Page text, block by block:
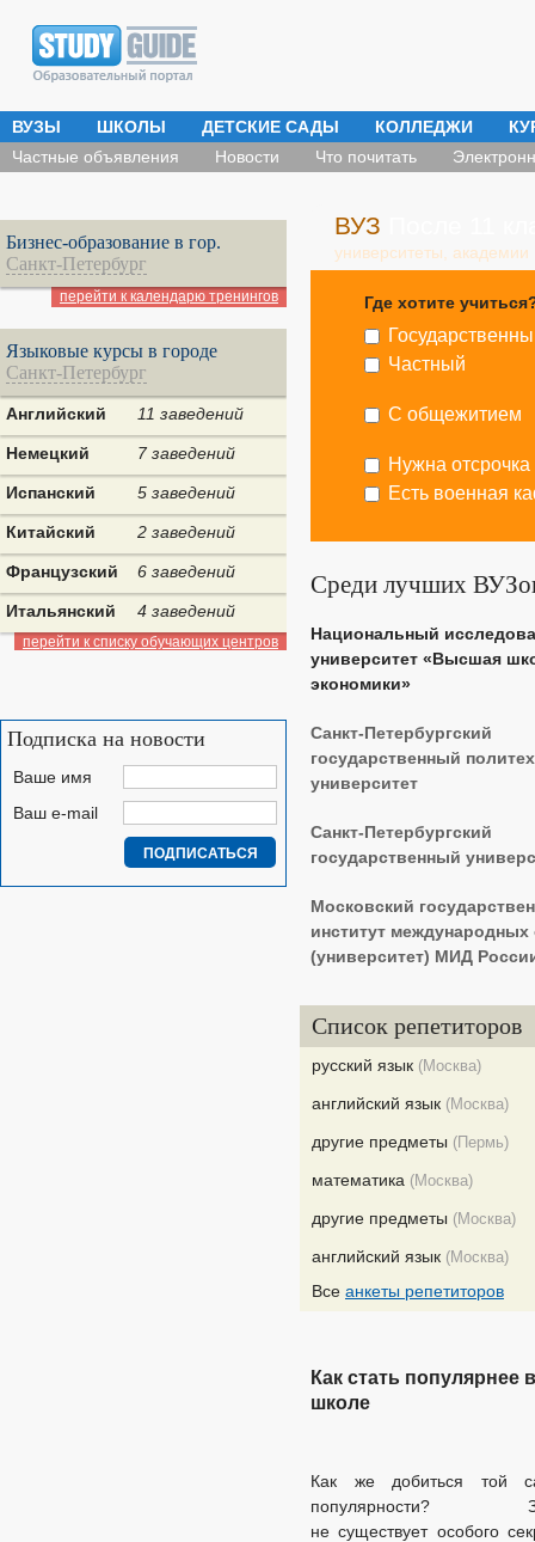
ВУЗЫ ШКОЛЫ ДЕТСКИЕ САДЫ КОЛЛЕДЖИ
Частные объявления
Новости Что почитать
ВУЗ
университеты, академии
Где хотите
Частный
С общежитием
Нужна
Есть военная
Среди лучших
Национальный
университет «Высшая
экономики»
Санкт-Петербургский
государственный
университет
Санкт-Петербургский
государственный
Московский
институт
(университет) МИД
Список репетиторов
русский язык (Москва)
английский язык (Москва)
другие предметы (Пермь)
математика (Москва)
другие предметы (Москва)
английский язык (Москва)
Все анкеты репетиторов
Как стать популярнее в
школе
Как же добиться той
популярности?
не существует особого
Бизнес-образование в гор.
Санкт-Петербург
перейти к календарю тренингов
Языковые курсы в городе
Санкт-Петербург
Английский 11 заведений
Немецкий 7 заведений
Испанский 5 заведений
Китайский 2 заведений
Французский 6 заведений
Итальянский 4 заведений
перейти к списку обучающих центров
Подписка на новости
Ваше имя
Ваш e-mail